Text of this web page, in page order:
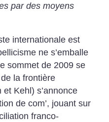
par des moyens
internationale est
ne s’emballe
sommet de 2009 se
la frontière
Kehl) s’annonce
de com’, jouant sur
franco-